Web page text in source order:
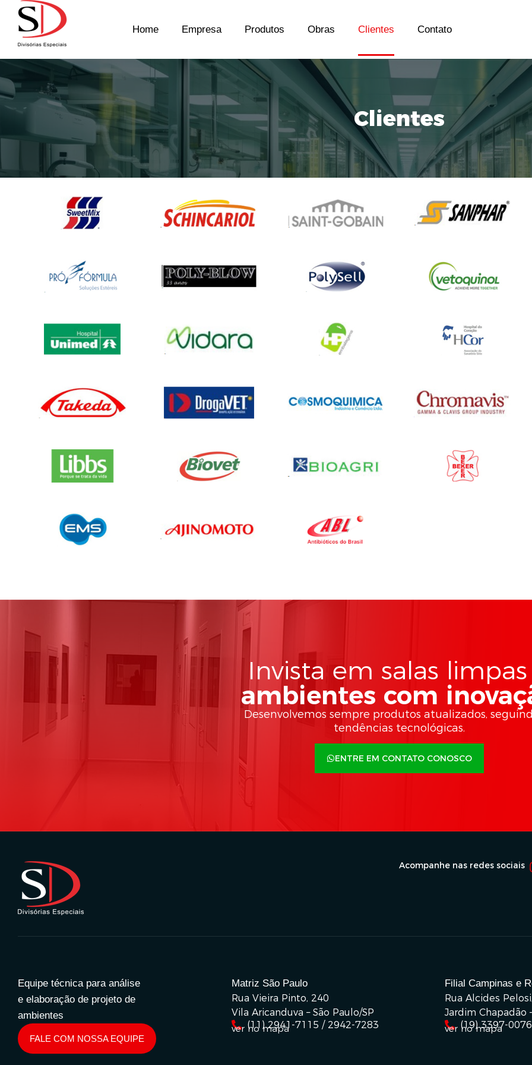
Home Empresa Produtos Obras Clientes Contato
Clientes
Invista em salas
ambientes com
Desenvolvemos sempre produtos atualizados,
tendências tecnológicas.
ENTRE EM CONTATO CONOSCO
Acompanhe nas redes sociais
Equipe técnica para análise
e elaboração de projeto de
ambientes
FALE COM NOSSA EQUIPE
Matriz São Paulo
Rua Vieira Pinto, 240
Vila Aricanduva – São Paulo/SP
(11) 2941-7115 / 2942-7283
ver no mapa
Filial Campinas e
Rua Alcides
Jardim Chapadão
(19) 3397-
ver no mapa